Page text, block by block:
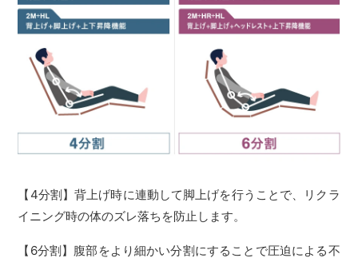
【4分割】背上げ時に連動して脚上げを行うことで、リクラ
イニング時の体のズレ落ちを防止します。
【6分割】腹部をより細かい分割にすることで圧迫による不